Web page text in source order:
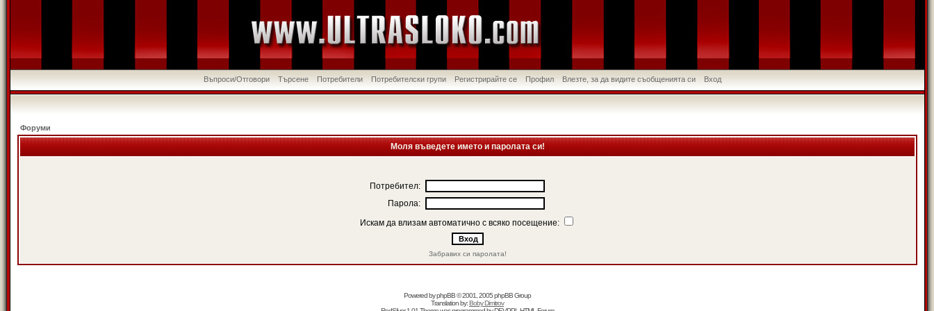
Въпроси/Отговори Търсене Потребители Потребителски групи Регистрирайте се Профил Влезте, за да видите съобщенията си Вход
Форуми
Моля въведете името и паролата си!
Потребител:
Парола:
Искам да влизам автоматично с всяко посещение:
Забравих си паролата!
Powered byphpBB© 2001, 2005 phpBB Group
Translation by:Boby Dimitrov